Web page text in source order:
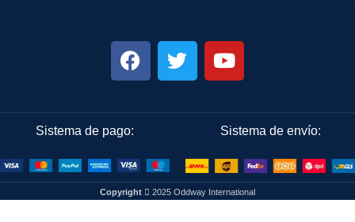
Sistema de pago: Sistema de envío:
Copyright 2025 Oddway International